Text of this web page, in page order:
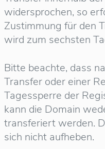
widersprochen, so
Zustimmung für den
wird zum sechsten
Bitte beachte, dass
Transfer oder einer
Tagessperre der
kann die Domain
transferiert werden.
sich nicht aufheben.